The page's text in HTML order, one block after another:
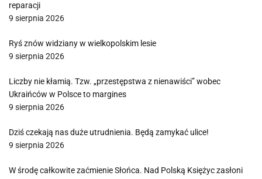
reparacji
9 sierpnia 2026
Ryś znów widziany w wielkopolskim lesie
9 sierpnia 2026
Liczby nie kłamią. Tzw. „przestępstwa z nienawiści” wobec
Ukraińców w Polsce to margines
9 sierpnia 2026
Dziś czekają nas duże utrudnienia. Będą zamykać ulice!
9 sierpnia 2026
W środę całkowite zaćmienie Słońca. Nad Polską Księżyc zasłoni